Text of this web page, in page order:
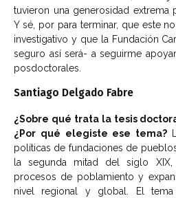
tuvieron una generosidad extrema
Y sé, por para terminar, que este
investigativo y que la Fundación
seguro así será- a seguirme
posdoctorales.
Santiago Delgado Fabre
¿Sobre qué trata la tesis
¿Por qué elegiste ese tema?
políticas de fundaciones de
la segunda mitad del siglo
procesos de poblamiento y
nivel regional y global. El